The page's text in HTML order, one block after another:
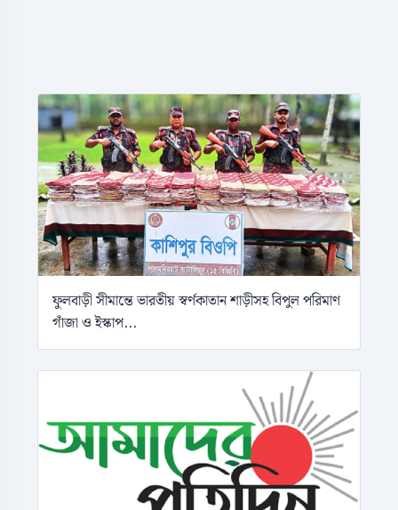
ফুলবাড়ী সীমান্তে ভারতীয় স্বর্ণকাতান শাড়ীসহ বিপুল পরিমাণ
গাঁজা ও ইস্কাপ...